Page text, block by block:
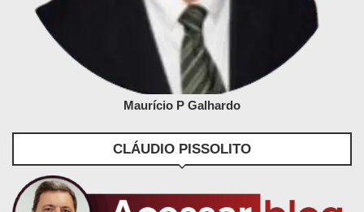
Maurício P Galhardo
CLÁUDIO PISSOLITO